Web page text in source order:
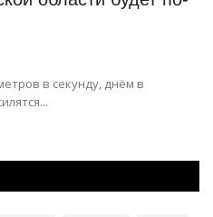
в секунду, днём в